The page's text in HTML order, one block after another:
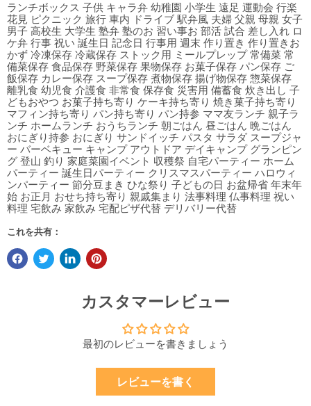
ランチボックス 子供 キャラ弁 幼稚園 小学生 遠足 運動会 行楽
花見 ピクニック 旅行 車内 ドライブ 駅弁風 夫婦 父親 母親 女子
男子 高校生 大学生 塾弁 塾のお 習い事お 部活 試合 差し入れ ロ
ケ弁 行事 祝い 誕生日 記念日 行事用 週末 作り置き 作り置きお
かず 冷凍保存 冷蔵保存 ストック用 ミールプレップ 常備菜 常
備菜保存 食品保存 野菜保存 果物保存 お菓子保存 パン保存 ご
飯保存 カレー保存 スープ保存 煮物保存 揚げ物保存 惣菜保存
離乳食 幼児食 介護食 非常食 保存食 災害用 備蓄食 炊き出し 子
どもおやつ お菓子持ち寄り ケーキ持ち寄り 焼き菓子持ち寄り
マフィン持ち寄り パン持ち寄り パン持参 ママ友ランチ 親子ラ
ンチ ホームランチ おうちランチ 朝ごはん 昼ごはん 晩ごはん
おにぎり持参 おにぎり サンドイッチ パスタ サラダ スープジャ
ー バーベキュー キャンプ アウトドア デイキャンプ グランピン
グ 登山 釣り 家庭菜園イベント 収穫祭 自宅パーティー ホーム
パーティー 誕生日パーティー クリスマスパーティー ハロウィ
ンパーティー 節分豆まき ひな祭り 子どもの日 お盆帰省 年末年
始 お正月 おせち持ち寄り 親戚集まり 法事料理 仏事料理 祝い
料理 宅飲み 家飲み 宅配ピザ代替 デリバリー代替
これを共有：
カスタマーレビュー
最初のレビューを書きましょう
レビューを書く